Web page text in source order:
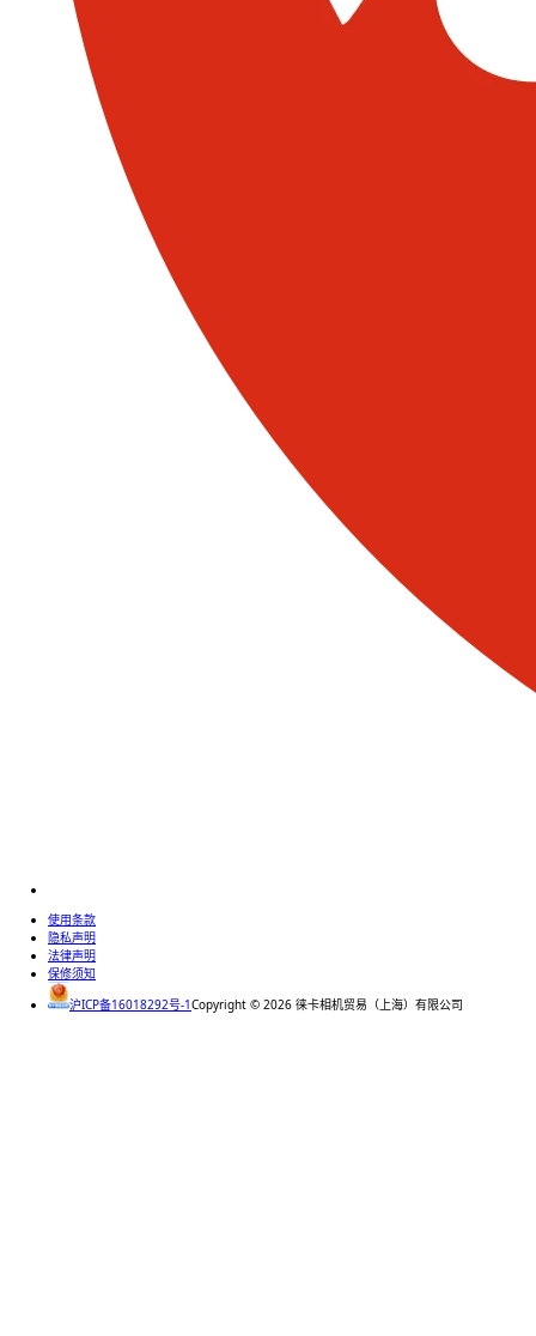
使用条款
隐私声明
法律声明
保修须知
沪ICP备16018292号-1Copyright © 2026 徕卡相机贸易（上海）有限公司